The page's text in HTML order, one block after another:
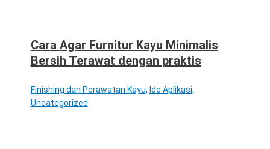
Cara Agar Furnitur Kayu Minimalis
Bersih Terawat dengan praktis
Finishing dan Perawatan Kayu, Ide Aplikasi,
Uncategorized